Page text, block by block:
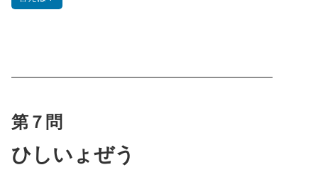
———————————————————————
第７問
ひしいょぜう